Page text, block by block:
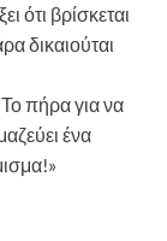
ότι βρίσκεται
δικαιούται
πήρα για να
ένα